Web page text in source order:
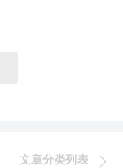
文章分类列表